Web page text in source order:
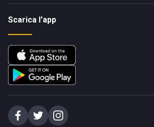
Scarica l'app